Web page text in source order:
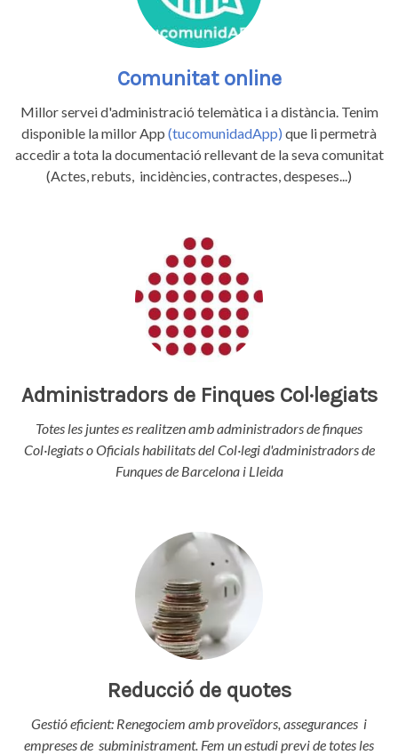
Comunitat online
Millor servei d'administració telemàtica i a distància. Tenim
disponible la millor App (tucomunidadApp) que li permetrà
accedir a tota la documentació rellevant de la seva comunitat
(Actes, rebuts, incidències, contractes, despeses...)
Administradors de Finques Col·legiats
Totes les juntes es realitzen amb administradors de finques
Col·legiats o Oficials habilitats del Col·legi d'administradors de
Funques de Barcelona i Lleida
Reducció de quotes
Gestió eficient: Renegociem amb proveïdors, assegurances i
empreses de subministrament. Fem un estudi previ de totes les